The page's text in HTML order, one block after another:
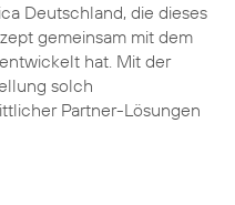
Deutschland, die dieses
gemeinsam mit dem
hat. Mit der
solch
Partner-Lösungen